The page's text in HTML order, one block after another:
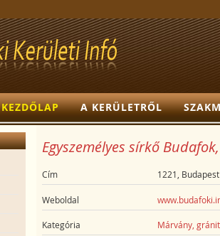
KEZDŐLAP A KERÜLETRŐL
Egyszemélyes sírkő
Cím 1221, Budapest
Weboldal
Kategória Márvány,